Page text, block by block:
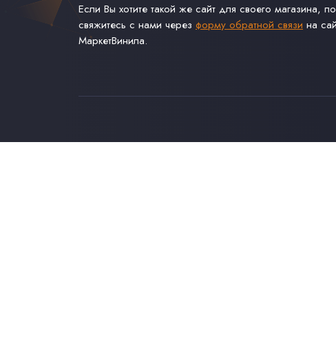
Если Вы хотите такой же сайт для своего магазина,
свяжитесь с нами через форму обратной связи на
МаркетВинила.